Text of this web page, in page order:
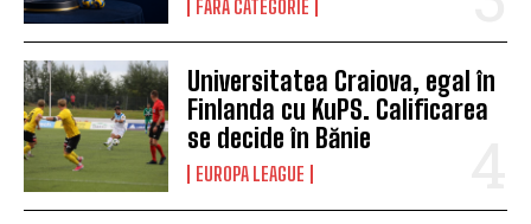
FĂRĂ CATEGORIE
Universitatea Craiova, egal în
Finlanda cu KuPS. Calificarea
se decide în Bănie
EUROPA LEAGUE